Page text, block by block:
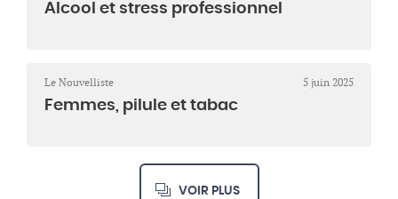
Alcool et stress professionnel
Le Nouvelliste 5 juin 2025
Femmes, pilule et tabac
VOIR PLUS